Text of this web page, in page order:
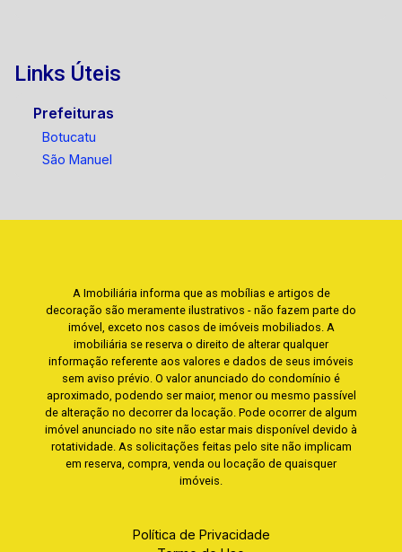
Links Úteis
Prefeituras
Botucatu
São Manuel
A Imobiliária informa que as mobílias e artigos de
decoração são meramente ilustrativos - não fazem parte do
imóvel, exceto nos casos de imóveis mobiliados. A
imobiliária se reserva o direito de alterar qualquer
informação referente aos valores e dados de seus imóveis
sem aviso prévio. O valor anunciado do condomínio é
aproximado, podendo ser maior, menor ou mesmo passível
de alteração no decorrer da locação. Pode ocorrer de algum
imóvel anunciado no site não estar mais disponível devido à
rotatividade. As solicitações feitas pelo site não implicam
em reserva, compra, venda ou locação de quaisquer
imóveis.
Política de Privacidade